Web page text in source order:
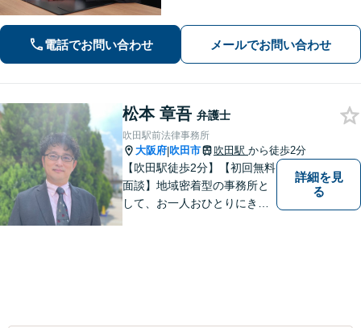
ください。きめ細やかで丁寧な対応が
モットーです。
電話でお問い合わせ メールでお問い合わせ
松本 章吾 弁護士
吹田駅前法律事務所
大阪府|吹田市 吹田駅 から徒歩2分
【吹田駅徒歩2分】【初回無料
面談】地域密着型の事務所と
して、お一人おひとりにきめ
詳細を見
る